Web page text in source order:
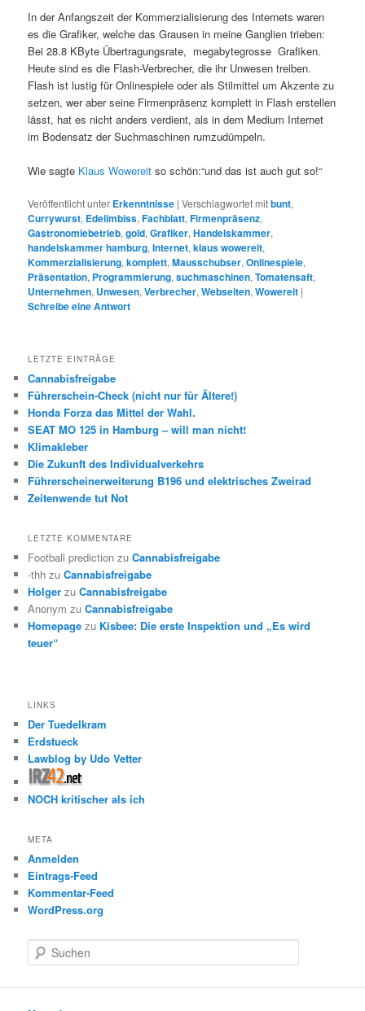
In der Anfangszeit der Kommerzialisierung des Internets waren
es die Grafiker, welche das Grausen in meine Ganglien trieben:
Bei 28.8 KByte Übertragungsrate, megabytegrosse Grafiken.
Heute sind es die Flash-Verbrecher, die ihr Unwesen treiben.
Flash ist lustig für Onlinespiele oder als Stilmittel um Akzente zu
setzen, wer aber seine Firmenpräsenz komplett in Flash erstellen
lässt, hat es nicht anders verdient, als in dem Medium Internet
im Bodensatz der Suchmaschinen rumzudümpeln.
Wie sagte Klaus Wowereit so schön:“und das ist auch gut so!“
Veröffentlicht unter Erkenntnisse |Verschlagwortet mitbunt,
Currywurst, Edelimbiss,Fachblatt,Firmenpräsenz,
Gastronomiebetrieb,gold,Grafiker,Handelskammer,
handelskammer hamburg,Internet,klaus wowereit,
Kommerzialisierung,komplett,Mausschubser,Onlinespiele,
Präsentation, Programmierung,suchmaschinen,Tomatensaft,
Unternehmen, Unwesen,Verbrecher,Webseiten,Wowereit |
Schreibe eine Antwort
LETZTE EINTRÄGE
Cannabisfreigabe
Führerschein-Check (nicht nur für Ältere!)
Honda Forza das Mittel der Wahl.
SEAT MO 125 in Hamburg – will man nicht!
Klimakleber
Die Zukunft des Individualverkehrs
Führerscheinerweiterung B196 und elektrisches Zweirad
Zeitenwende tut Not
LETZTE KOMMENTARE
Football prediction zuCannabisfreigabe
-thh zuCannabisfreigabe
Holger zuCannabisfreigabe
Anonym zuCannabisfreigabe
Homepage zu Kisbee: Die erste Inspektion und „Es wird
teuer“
LINKS
Der Tuedelkram
Erdstueck
Lawblog by Udo Vetter
NOCH kritischer als ich
META
Anmelden
Eintrags-Feed
Kommentar-Feed
WordPress.org
u